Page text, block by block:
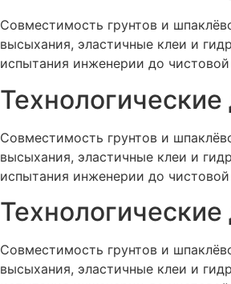
Совместимость грунтов и
высыхания, эластичные клеи и
испытания инженерии до чистовой
Технологические
Совместимость грунтов и
высыхания, эластичные клеи и
испытания инженерии до чистовой
Технологические
Совместимость грунтов и
высыхания, эластичные клеи и